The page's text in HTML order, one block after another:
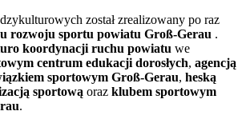
został zrealizowany po raz
rozwoju sportu powiatu Groß-Gerau .
koordynacji ruchu powiatu we
centrum edukacji dorosłych, agencją
sportowym Groß-Gerau, heską
sportową oraz klubem sportowym
.